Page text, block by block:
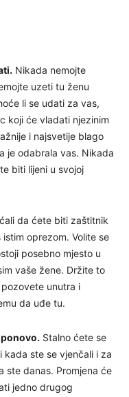
Nikada nemojte
uzeti tu ženu
li se udati za vas,
koji će vladati njezinim
i najsvetije blago
je odabrala vas. Nikada
biti lijeni u svojoj
da ćete biti zaštitnik
oprezom. Volite se
posebno mjesto u
vaše žene. Držite to
unutra i
da uđe tu.
Stalno ćete se
kada ste se vjenčali i za
ste danas. Promjena će
jedno drugog